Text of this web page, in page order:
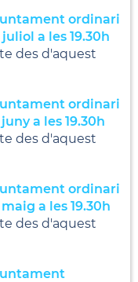
ordinari
a les 19.30h
des d'aquest
ordinari
a les 19.30h
des d'aquest
ordinari
a les 19.30h
des d'aquest